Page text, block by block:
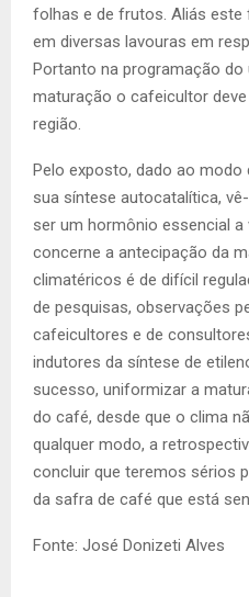
folhas e de frutos. Aliás
em diversas lavouras em
Portanto na programação do
maturação o cafeicultor
região.
Pelo exposto, dado ao modo
sua síntese autocatalítica,
ser um hormônio essencial a
concerne a antecipação da
climatéricos é de difícil
de pesquisas, observações
cafeicultores e de
indutores da síntese de
sucesso, uniformizar a
do café, desde que o clima
qualquer modo, a
concluir que teremos sérios
da safra de café que está
Fonte: José Donizeti Alves